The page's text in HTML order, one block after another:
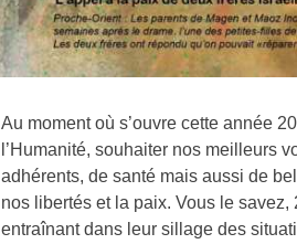
Au moment où s’ouvre cette année
l’Humanité, souhaiter nos meilleurs
adhérents, de santé mais aussi de
nos libertés et la paix. Vous le
entraînant dans leur sillage des